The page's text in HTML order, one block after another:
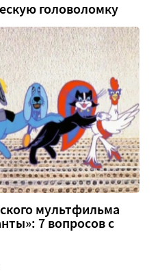
головоломку
мультфильма
7 вопросов с